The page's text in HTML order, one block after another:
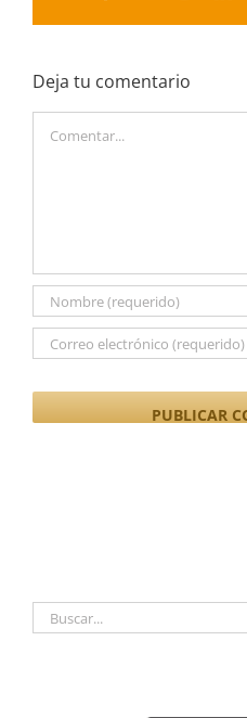
Deja tu comentario
Buscar: